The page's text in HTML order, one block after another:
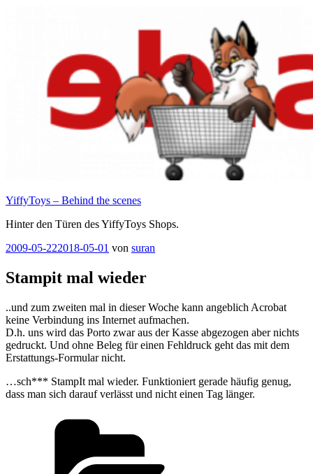
YiffyToys – Behind the scenes
Hinter den Türen des YiffyToys Shops.
Veröffentlicht
2009-05-222018-05-01 von suran
Stampit mal wieder
..und zum zweiten mal in dieser Woche kann angeblich Acrobat
keine Verbindung ins Internet aufmachen.
D.h. uns wird das Porto zwar aus der Kasse abgezogen aber nichts
gedruckt. Und ohne Beleg für einen Fehldruck geht das mit dem
Erstattungs-Formular nicht.
…sch*** StampIt mal wieder. Funktioniert gerade häufig genug,
dass man sich darauf verlässt und nicht einen Tag länger.